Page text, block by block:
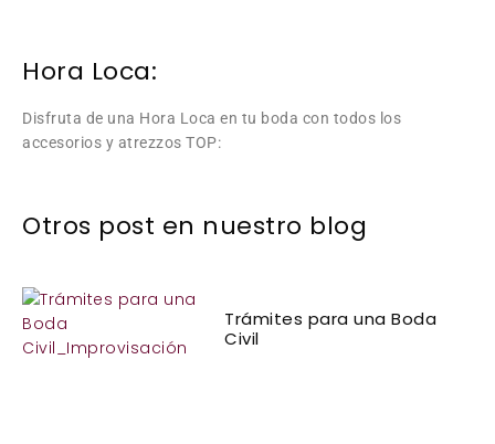
Hora Loca:
Disfruta de una Hora Loca en tu boda con todos los
accesorios y atrezzos TOP:
Otros post en nuestro blog
Trámites para una Boda
Civil